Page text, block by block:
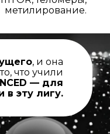
метилирование.
, и она
что учили
— для
в эту лигу.